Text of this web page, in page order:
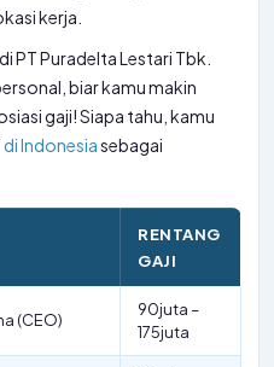
kerja.
PT Puradelta Lestari Tbk.
biar kamu makin
gaji! Siapa tahu, kamu
Indonesiasebagai
RENTANG
GAJI
(CEO)
90juta –
175juta